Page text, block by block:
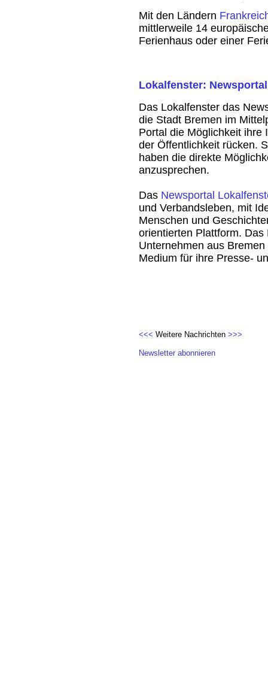
Mit den Ländern
mittlerweile 14
Ferienhaus oder einer
Lokalfenster:
Das Lokalfenster das
die Stadt Bremen im
Portal die Möglichkeit ihre
der Öffentlichkeit rücken.
haben die direkte
anzusprechen.
Das Newsportal
und Verbandsleben, mit
Menschen und
orientierten Plattform.
Unternehmen aus
Medium für ihre Presse-
<<< Weitere Nachrichten >>>
Newsletter abonnieren